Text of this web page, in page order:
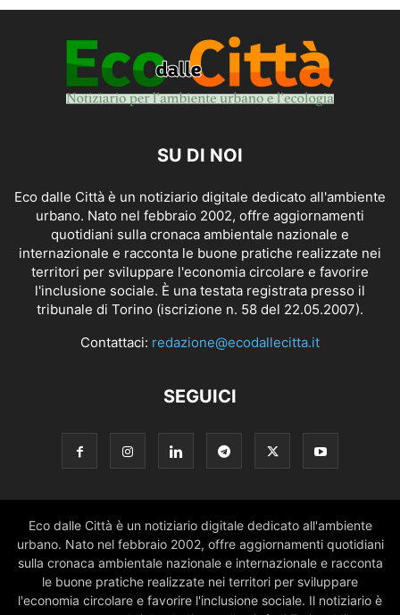
SU DI NOI
Eco dalle Città è un notiziario digitale dedicato all'ambiente
urbano. Nato nel febbraio 2002, offre aggiornamenti
quotidiani sulla cronaca ambientale nazionale e
internazionale e racconta le buone pratiche realizzate nei
territori per sviluppare l'economia circolare e favorire
l'inclusione sociale. È una testata registrata presso il
tribunale di Torino (iscrizione n. 58 del 22.05.2007).
Contattaci: redazione@ecodallecitta.it
SEGUICI
Eco dalle Città è un notiziario digitale dedicato all'ambiente
urbano. Nato nel febbraio 2002, offre aggiornamenti quotidiani
sulla cronaca ambientale nazionale e internazionale e racconta
le buone pratiche realizzate nei territori per sviluppare
l'economia circolare e favorire l'inclusione sociale. Il notiziario è